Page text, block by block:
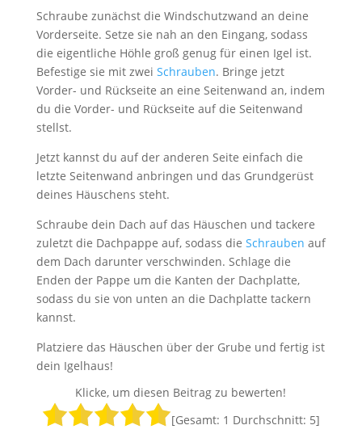
Schraube zunächst die Windschutzwand an deine
Vorderseite. Setze sie nah an den Eingang, sodass
die eigentliche Höhle groß genug für einen Igel ist.
Befestige sie mit zwei Schrauben. Bringe jetzt
Vorder- und Rückseite an eine Seitenwand an, indem
du die Vorder- und Rückseite auf die Seitenwand
stellst.
Jetzt kannst du auf der anderen Seite einfach die
letzte Seitenwand anbringen und das Grundgerüst
deines Häuschens steht.
Schraube dein Dach auf das Häuschen und tackere
zuletzt die Dachpappe auf, sodass die Schrauben auf
dem Dach darunter verschwinden. Schlage die
Enden der Pappe um die Kanten der Dachplatte,
sodass du sie von unten an die Dachplatte tackern
kannst.
Platziere das Häuschen über der Grube und fertig ist
dein Igelhaus!
Klicke, um diesen Beitrag zu bewerten!
[Gesamt: 1 Durchschnitt: 5]